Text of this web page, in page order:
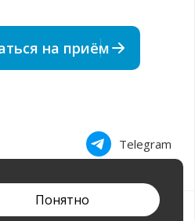
на приём
Telegram
сайта
Понятно